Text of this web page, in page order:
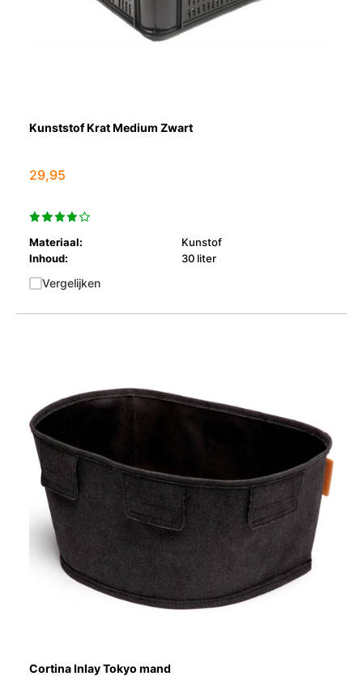
Kunststof Krat Medium Zwart
29,95
Materiaal:
Kunstof
Inhoud:
30 liter
Vergelijken
Cortina Inlay Tokyo mand